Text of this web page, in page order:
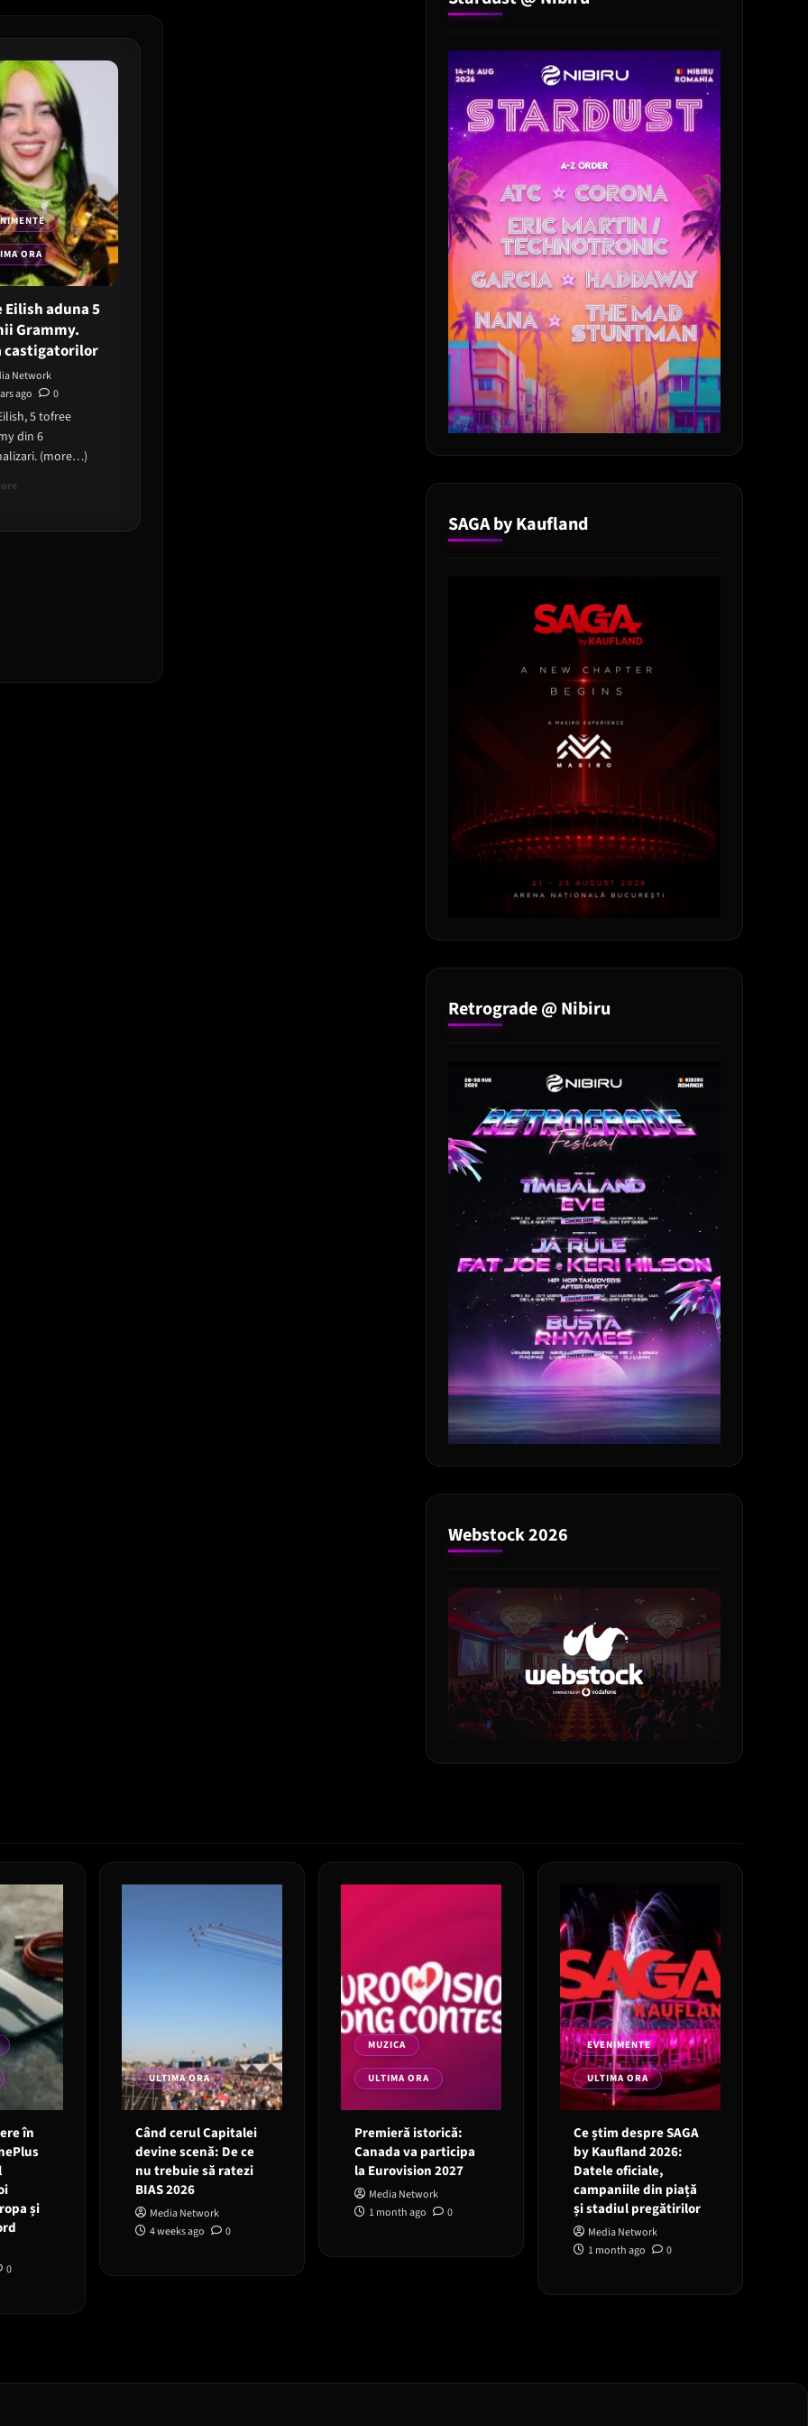
ORA
Eilish aduna 5
Grammy.
castigatorilor
Network
ago
0
5 tofree
din 6
(more…)
Read
Billie
SAGA by Kaufland
Retrograde @ Nibiru
Webstock 2026
în
și
0
ULTIMA ORA
Când cerul Capitalei
devine scenă: De ce
nu trebuie să ratezi
BIAS 2026
Media Network
4 weeks ago
0
MUZICA
ULTIMA ORA
Premieră istorică:
Canada va participa
la Eurovision 2027
Media Network
1 month ago
0
EVENIMENTE
ULTIMA ORA
Ce știm despre SAGA
by Kaufland 2026:
Datele oficiale,
campaniile din piață
și stadiul pregătirilor
Media Network
1 month ago
0